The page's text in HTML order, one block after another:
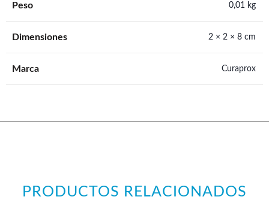
Peso 0,01 kg
Dimensiones 2 × 2 × 8 cm
Marca Curaprox
PRODUCTOS RELACIONADOS